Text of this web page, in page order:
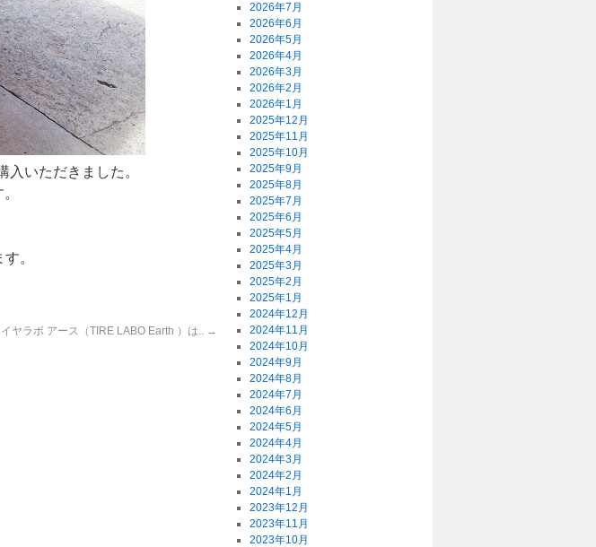
いただきました。
。
ヤラボ アース（TIRE LABO Earth ）は.. →
2026年7月
2026年6月
2026年5月
2026年4月
2026年3月
2026年2月
2026年1月
2025年12月
2025年11月
2025年10月
2025年9月
2025年8月
2025年7月
2025年6月
2025年5月
2025年4月
2025年3月
2025年2月
2025年1月
2024年12月
2024年11月
2024年10月
2024年9月
2024年8月
2024年7月
2024年6月
2024年5月
2024年4月
2024年3月
2024年2月
2024年1月
2023年12月
2023年11月
2023年10月